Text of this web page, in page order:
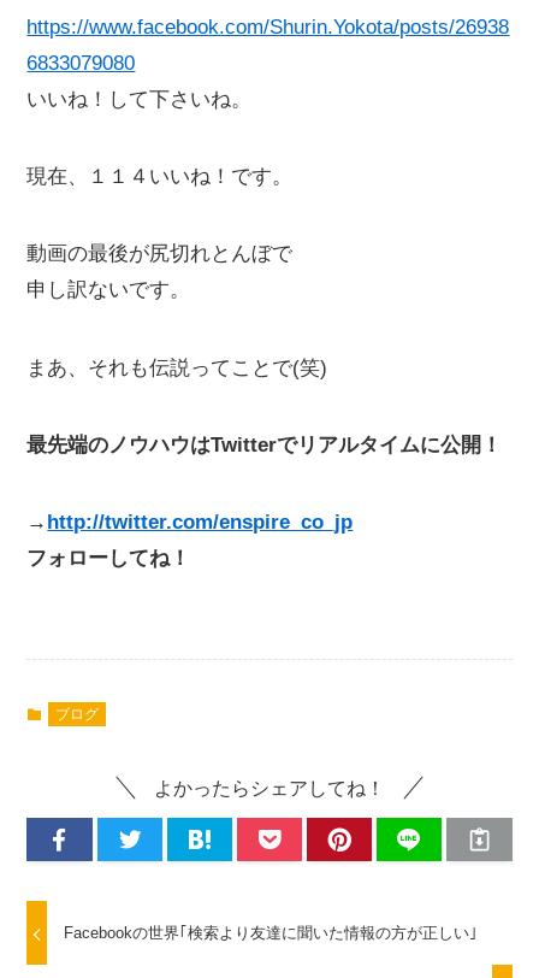
https://www.facebook.com/Shurin.Yokota/posts/26938
6833079080
いいね！して下さいね。
現在、１１４いいね！です。
動画の最後が尻切れとんぼで
申し訳ないです。
まあ、それも伝説ってことで(笑)
最先端のノウハウはTwitterでリアルタイムに公開！
→ http://twitter.com/enspire_co_jp
フォローしてね！
ブログ
よかったらシェアしてね！
Facebookの世界｢検索より友達に聞いた情報の方が正しい｣